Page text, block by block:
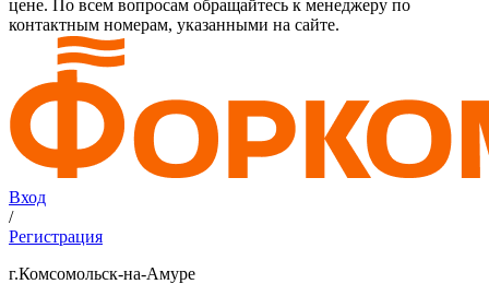
цене. По всем вопросам обращайтесь к менеджеру по
контактным номерам, указанными на сайте.
Вход
/
Регистрация
г.Комсомольск-на-Амуре